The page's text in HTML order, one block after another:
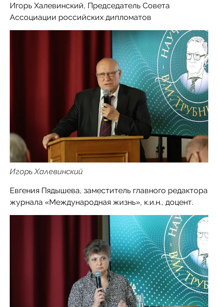
Игорь Халевинский, Председатель Совета
Ассоциации российских дипломатов
Игорь Халевинский
Евгения Пядышева, заместитель главного редактора
журнала «Международная жизнь», к.и.н., доцент.